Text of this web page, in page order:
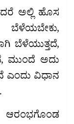
ಅಲ್ಲಿ ಹೊಸ
ಬೆಳೆಯಬೇಕು,
ಬೆಳೆಯುತ್ತದೆ,
ಮುಂದೆ ಅದು
ಎಂದು ವಿಧಾನ
ಆರಂಭಗೊಂಡ